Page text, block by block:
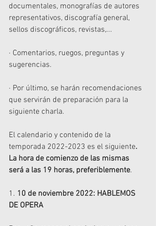
documentales, monografías de autores
representativos, discografía general,
sellos discográficos, revistas,...
· Comentarios, ruegos, preguntas y
sugerencias.
· Por último, se harán recomendaciones
que servirán de preparación para la
siguiente charla.
El calendario y contenido de la
temporada 2022-2023 es el siguiente.
La hora de comienzo de las mismas
será a las 19 horas, preferiblemente.
1. 10 de noviembre 2022: HABLEMOS
DE OPERA